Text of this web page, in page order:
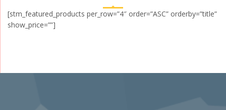
[stm_featured_products per_row=”4″ order=”ASC” orderby=”title”
show_price=””]